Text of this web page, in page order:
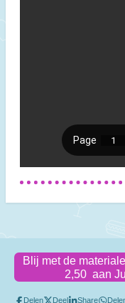
Blij met de
2,50 aan
Delen Deel Share